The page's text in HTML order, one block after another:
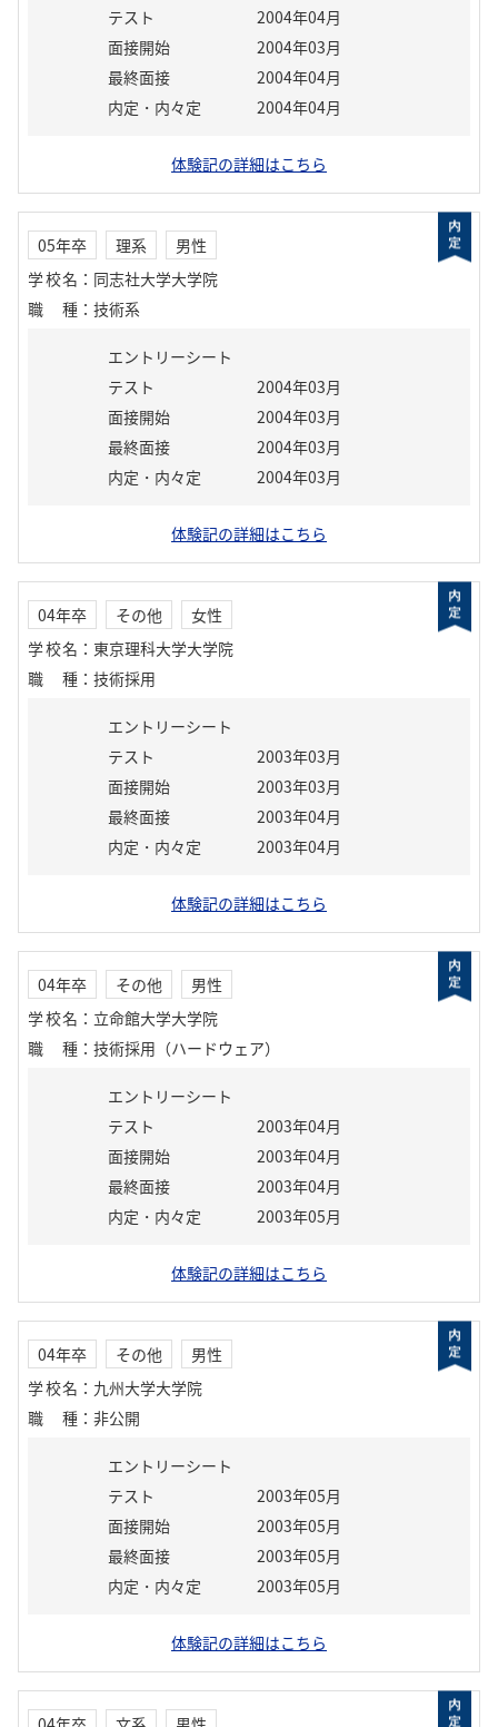
テスト
2004年04月
面接開始
2004年03月
最終面接
2004年04月
内定・内々定
2004年04月
体験記の詳細はこちら
05年卒 理系
男性
学校名 ： 同志社大学大学院
職種 ： 技術系
エントリーシート
テスト
2004年03月
面接開始
2004年03月
最終面接
2004年03月
内定・内々定
2004年03月
体験記の詳細はこちら
04年卒 その他
女性
学校名 ： 東京理科大学大学院
職種 ： 技術採用
エントリーシート
テスト
2003年03月
面接開始
2003年03月
最終面接
2003年04月
内定・内々定
2003年04月
体験記の詳細はこちら
04年卒 その他
男性
学校名 ： 立命館大学大学院
職種 ： 技術採用（ハードウェア）
エントリーシート
テスト
2003年04月
面接開始
2003年04月
最終面接
2003年04月
内定・内々定
2003年05月
体験記の詳細はこちら
04年卒 その他
男性
学校名 ： 九州大学大学院
職種 ： 非公開
エントリーシート
テスト
2003年05月
面接開始
2003年05月
最終面接
2003年05月
内定・内々定
2003年05月
体験記の詳細はこちら